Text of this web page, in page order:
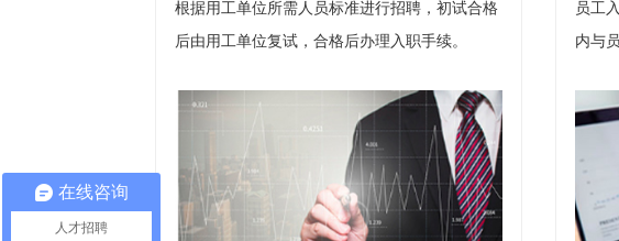
根据用工单位所需人员标准进行招聘，初试合格
后由用工单位复试，合格后办理入职手续。
员工
内与
在线咨询
人才招聘